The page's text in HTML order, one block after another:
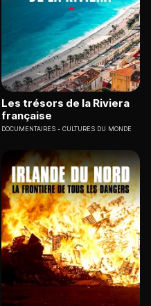
Les trésors de la Riviera
française
DOCUMENTAIRES CULTURES DU MONDE